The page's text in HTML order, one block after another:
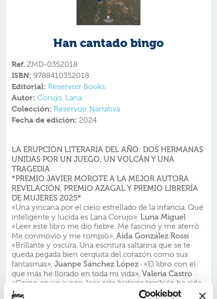
Han cantado bingo
Ref. ZMD-0352018
ISBN: 9788410352018
Editorial: Reservoir Books
Autor: Corujo, Lana
Colección: Reservoir Narrativa
Fecha de edición: 2024
LA ERUPCIÓN LITERARIA DEL AÑO: DOS HERMANAS
UNIDAS POR UN JUEGO, UN VOLCÁN Y UNA
TRAGEDIA
*PREMIO JAVIER MOROTE A LA MEJOR AUTORA
REVELACIÓN, PREMIO AZAGAL Y PREMIO LIBRERÍA
DE MUJERES 2025*
«Una yincana por el cielo estrellado de la infancia. Qué
inteligente y lúcida es Lana Corujo», Luna Miguel ·
«Leer este libro me dio fiebre. Me fascinó y me aterró.
Me conmovió y me rompió», Aida González Rossi ·
«Brillante y oscura. Una escritura saltarina que se te
queda pegada bien cerquita del corazón como sus
fantasmas», Juanpe Sánchez López · «El libro con el
que más he llorado en toda mi vida», Valeria Castro ·
«Como en un juego, leer esta historia también ha sido
como cruzar una frontera entre el miedo y el afecto.